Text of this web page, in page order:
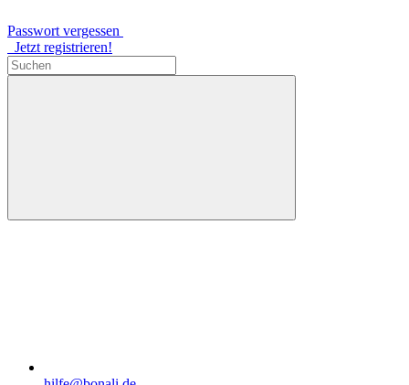
Passwort vergessen
Jetzt registrieren!